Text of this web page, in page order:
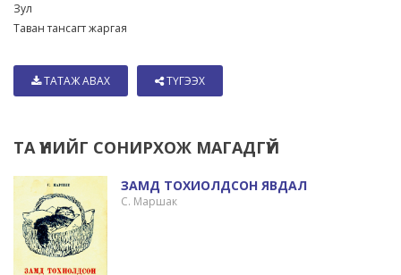
Зул
Таван тансагт жаргая
ТАТАЖ АВАХ ТҮГЭЭХ
ТА ҮҮНИЙГ СОНИРХОЖ МАГАДГҮЙ
ЗАМД ТОХИОЛДСОН ЯВДАЛ
С. Маршак